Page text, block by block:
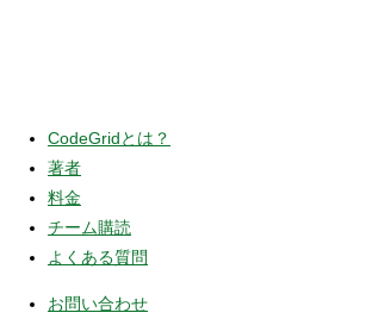
CodeGridとは？
著者
料金
チーム購読
よくある質問
お問い合わせ